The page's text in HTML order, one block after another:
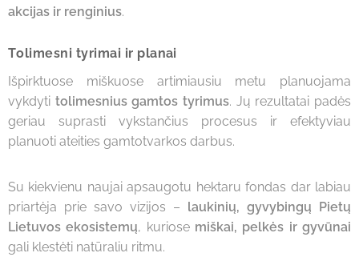
akcijas ir renginius.
Tolimesni tyrimai ir planai
Išpirktuose miškuose artimiausiu metu planuojama
vykdyti tolimesnius gamtos tyrimus. Jų rezultatai padės
geriau suprasti vykstančius procesus ir efektyviau
planuoti ateities gamtotvarkos darbus.
Su kiekvienu naujai apsaugotu hektaru fondas dar labiau
priartėja prie savo vizijos – laukinių, gyvybingų Pietų
Lietuvos ekosistemų, kuriose miškai, pelkės ir gyvūnai
gali klestėti natūraliu ritmu.